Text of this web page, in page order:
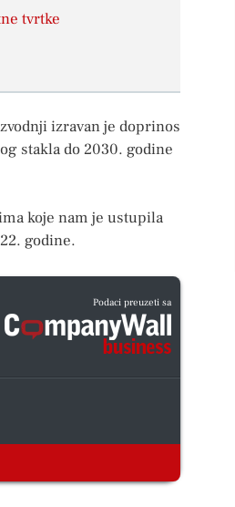
tvrtke
izravan je doprinos
stakla do 2030. godine
koje nam je ustupila
godine.
Podaci preuzeti sa